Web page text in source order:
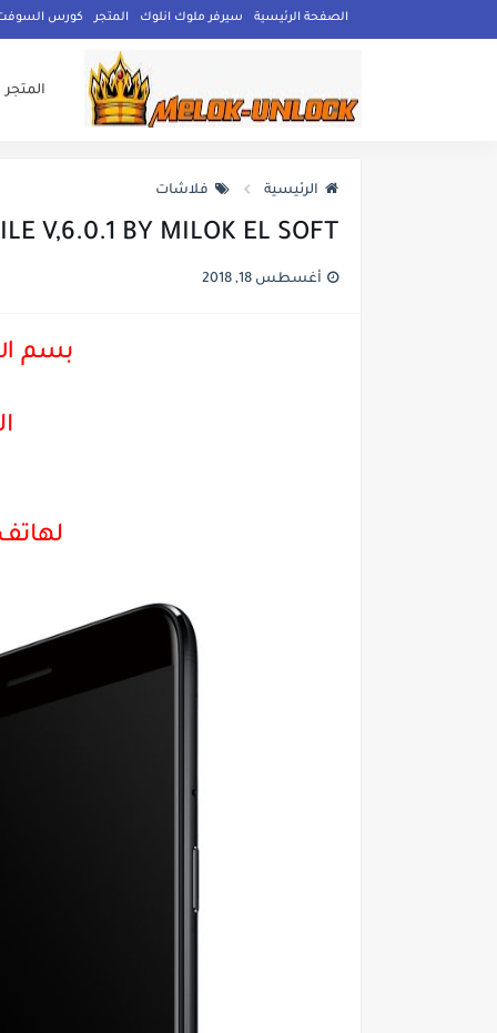
الصفحة الرئيسية سيرفر ملوك انلوك المتجر كورس السوفت
المتجر
الرئيسية فلاشات
V,6.0.1 BY MILOK EL SOFT
أغسطس 18, 2018
بسم